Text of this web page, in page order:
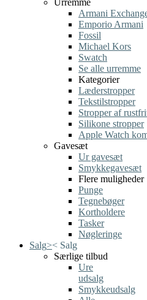
Urremme
Armani
Emporio Armani
Fossil
Michael Kors
Swatch
Se alle urremme
Kategorier
Læderstropper
Tekstilstropper
Stropper af
Silikone stropper
Apple Watch
Gavesæt
Ur gavesæt
Smykkegavesæt
Flere muligheder
Punge
Tegnebøger
Kortholdere
Tasker
Nøgleringe
Salg>< Salg
Særlige tilbud
Ure
udsalg
Smykkeudsalg